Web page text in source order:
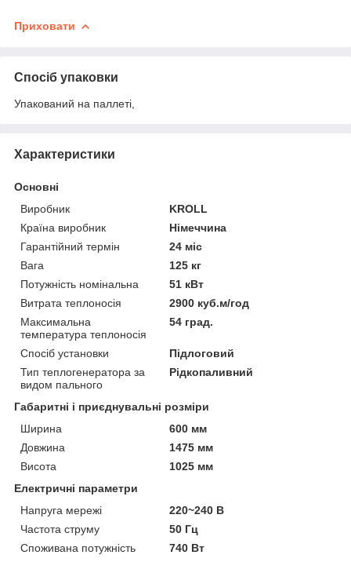
Приховати
Спосіб упаковки
Упакований на паллеті,
Характеристики
Основні
Виробник
KROLL
Країна виробник
Німеччина
Гарантійний термін
24 міс
Вага
125 кг
Потужність номінальна
51 кВт
Витрата теплоносія
2900 куб.м/год
Максимальна
температура теплоносія
54 град.
Спосіб установки
Підлоговий
Тип теплогенератора за
видом пального
Рідкопаливний
Габаритні і приєднувальні розміри
Ширина
600 мм
Довжина
1475 мм
Висота
1025 мм
Електричні параметри
Напруга мережі
220~240 В
Частота струму
50 Гц
Споживана потужність
740 Вт